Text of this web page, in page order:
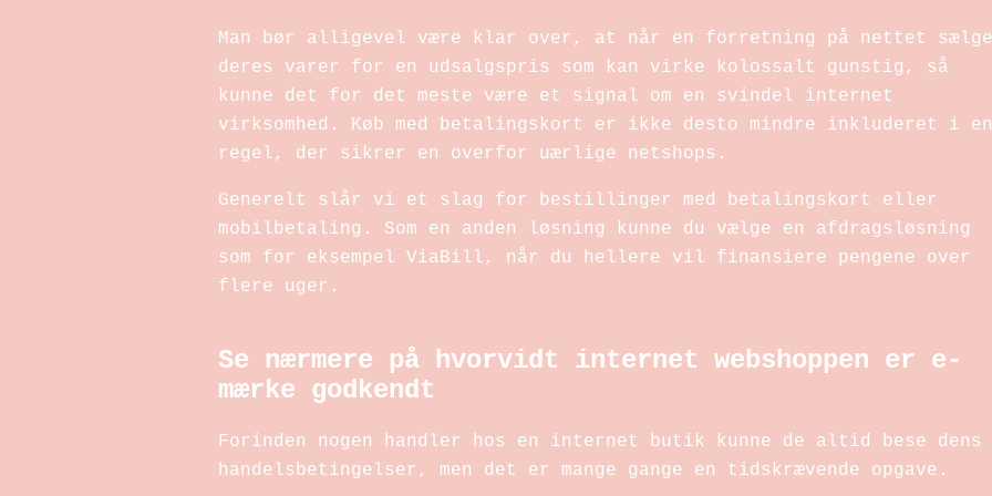
Man bør alligevel være klar over, at når en forretning på nettet
deres varer for en udsalgspris som kan virke kolossalt gunstig, så
kunne det for det meste være et signal om en svindel internet
virksomhed. Køb med betalingskort er ikke desto mindre inkluderet i en
regel, der sikrer en overfor uærlige netshops.
Generelt slår vi et slag for bestillinger med betalingskort eller
mobilbetaling. Som en anden løsning kunne du vælge en afdragsløsning
som for eksempel ViaBill, når du hellere vil finansiere pengene over
flere uger.
Se nærmere på hvorvidt internet webshoppen er e-
mærke godkendt
Forinden nogen handler hos en internet butik kunne de altid bese dens
handelsbetingelser, men det er mange gange en tidskrævende opgave.